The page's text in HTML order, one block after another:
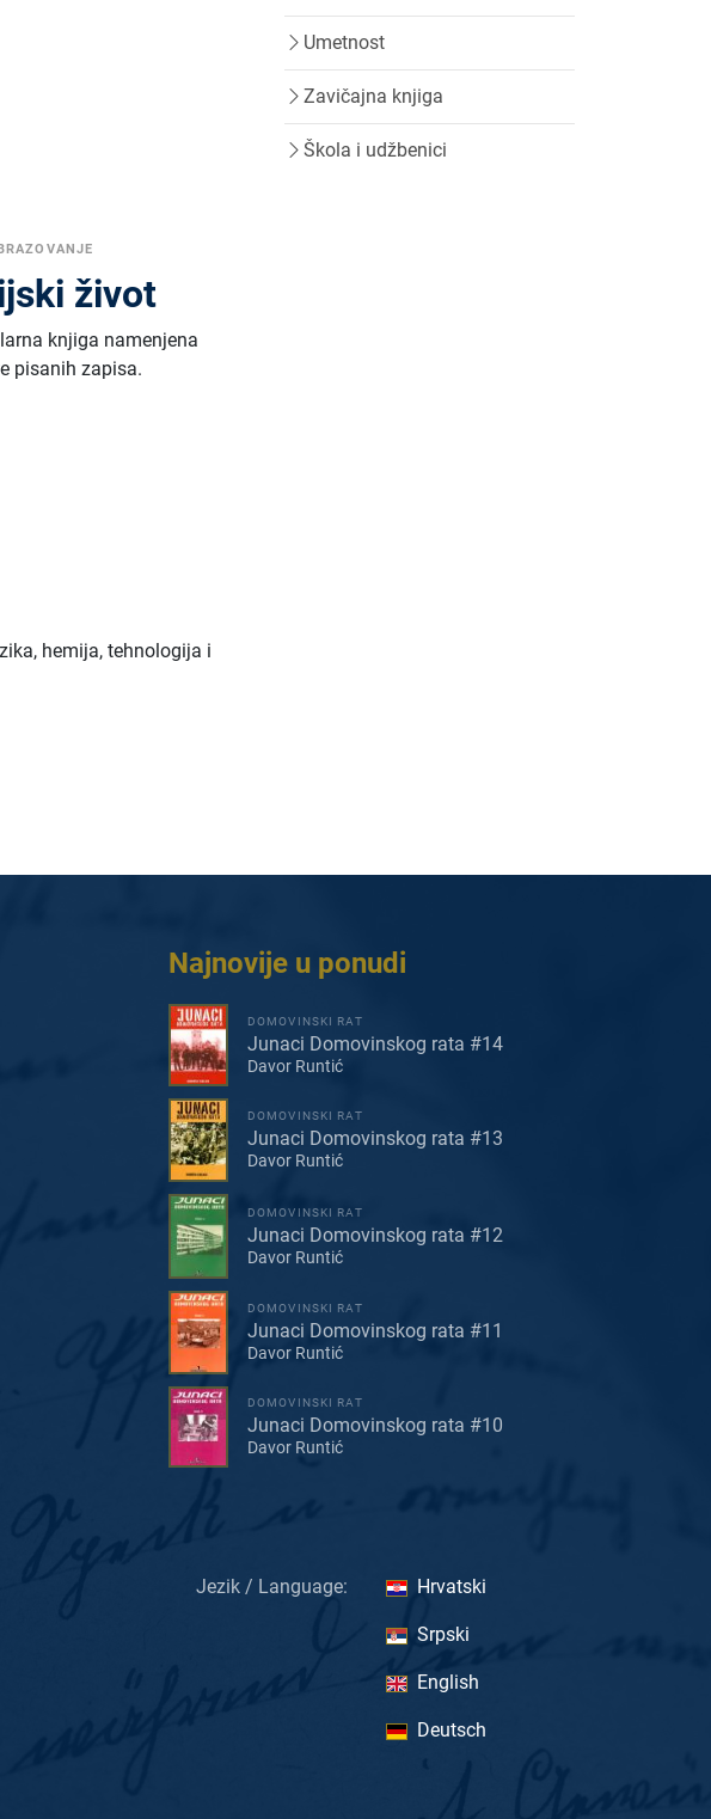
život
knjiga namenjena
pisanih zapisa.
hemija, tehnologija i
Umetnost
Zavičajna knjiga
Škola i udžbenici
Najnovije u ponudi
DOMOVINSKI RAT
Junaci Domovinskog rata #14
Davor Runtić
DOMOVINSKI RAT
Junaci Domovinskog rata #13
Davor Runtić
DOMOVINSKI RAT
Junaci Domovinskog rata #12
Davor Runtić
DOMOVINSKI RAT
Junaci Domovinskog rata #11
Davor Runtić
DOMOVINSKI RAT
Junaci Domovinskog rata #10
Davor Runtić
Jezik / Language: Hrvatski
Srpski
English
Deutsch